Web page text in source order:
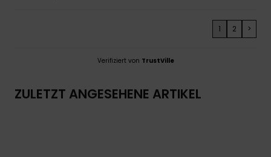
1 2 >
Verifiziert von TrustVille
ZULETZT ANGESEHENE ARTIKEL